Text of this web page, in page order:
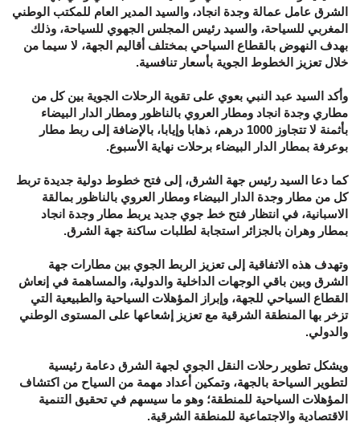
الشرق عامل عمالة وجدة انجاد، والسيد المدير العام للمكتب الوطني
المغربي للسياحة، والسيد رئيس المجلس الجهوي للسياحة، وذلك
بهدف النهوض بالقطاع السياحي بمختلف أقاليم الجهة، لا سيما من
خلال تعزيز الخطوط الجوية بأسعار تنافسية.
وأكد السيد عبد النبي بعوي على تقوية الرحلات الجوية بين كل من
مطاري وجدة انجاد ومطار العروي بالناظور ومطار الدار البيضاء
بأثمنة لا تتجاوز 1000 درهم، ذهابا وإيابا، بالإضافة إلى ربط مطار
بوعرفة بمطار الدار البيضاء برحلات نهاية الأسبوع.
كما دعا السيد رئيس جهة الشرق، إلى فتح خطوط دولية جديدة تربط
كل من مطار وجدة الدار البيضاء ومطار العروي بالناظور بمالقة
الاسبانية، في انتظار فتح خط جوي جديد يربط مطار وجدة انجاد
بمطار وهران بالجزائر استجابة لطلبات ساكنة جهة الشرق.
وتهدف هذه الاتفاقية إلى تعزيز الربط الجوي بين مطارات جهة
الشرق وبين باقي الوجهات الداخلية والدولية، والمساهمة في إنعاش
القطاع السياحي للجهة، وإبراز المؤهلات السياحية والطبيعية التي
تزخر بها المنطقة الشرقية مع تعزيز إشعاعها على المستوى الوطني
والدولي.
ويشكل تطوير رحلات النقل الجوي لجهة الشرق دعامة رئيسية
لتطوير السياحة بالجهة، وتمكين أعداد مهمة من السياح من اكتشاف
المؤهلات السياحية للمنطقة؛ وهو ما سيسهم في تحقيق التنمية
الاقتصادية والاجتماعية للمنطقة الشرقية.